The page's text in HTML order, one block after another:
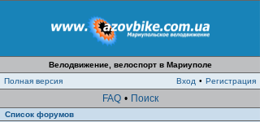
Велодвижение, велоспорт в Мариуполе
Полная версия
Вход • Регистрация
FAQ • Поиск
Список форумов